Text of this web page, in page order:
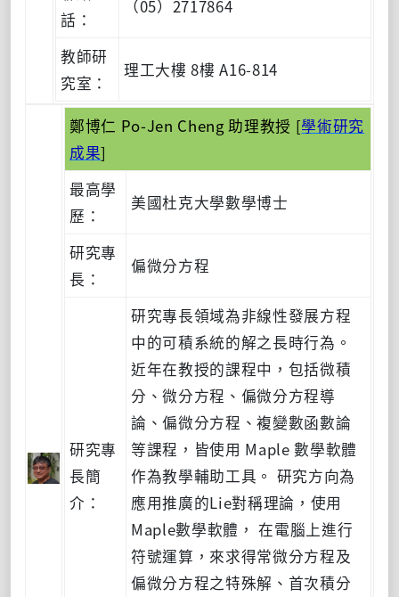
話：
（05）2717864
教師研
究室：
理工大樓 8樓 A16-814
鄭博仁 Po-Jen Cheng 助理教授 [學術研究
成果]
最高學
歷：
美國杜克大學數學博士
研究專
長：
偏微分方程
研究專
長簡
介：
研究專長領域為非線性發展方程
中的可積系統的解之長時行為。
近年在教授的課程中，包括微積
分、微分方程、偏微分方程導
論、偏微分方程、複變數函數論
等課程，皆使用 Maple 數學軟體
作為教學輔助工具。 研究方向為
應用推廣的Lie對稱理論，使用
Maple數學軟體， 在電腦上進行
符號運算，來求得常微分方程及
偏微分方程之特殊解、首次積分